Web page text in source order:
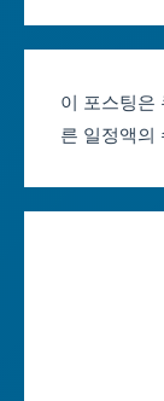
대전광
대구축
인천축
이 포스팅은
른 일정액의